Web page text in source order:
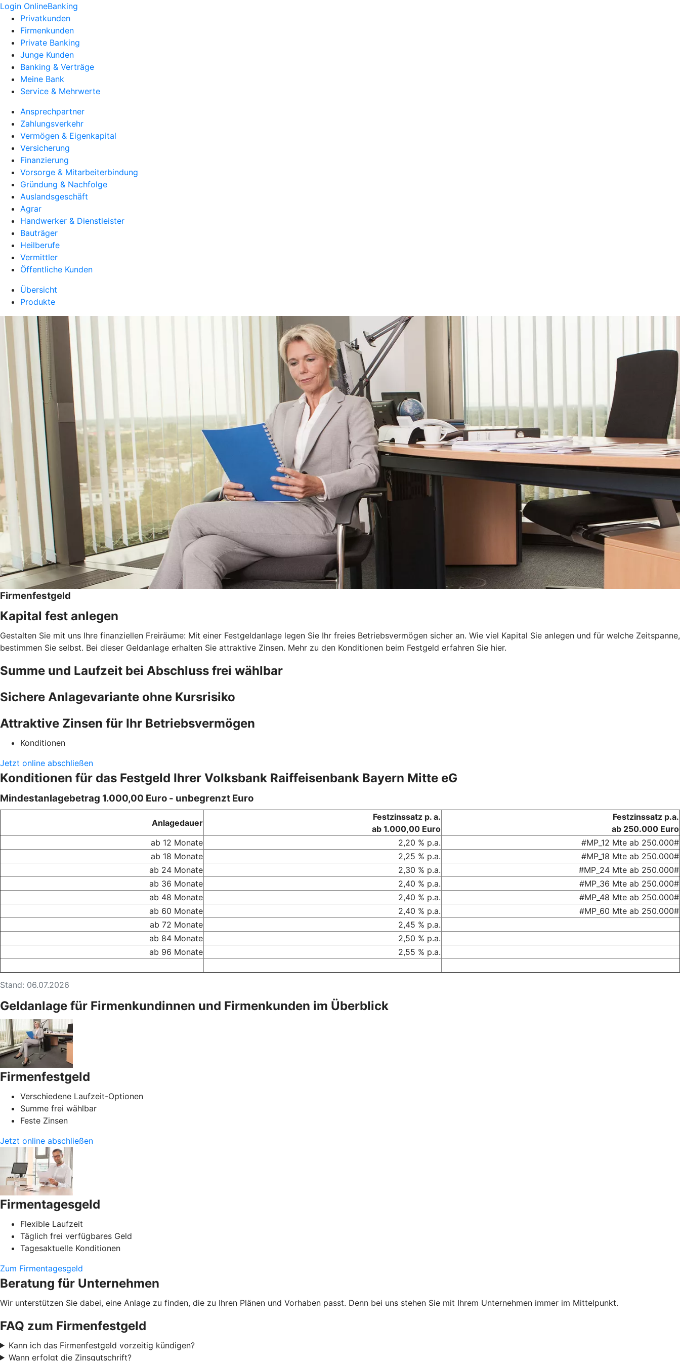
Login OnlineBanking
Privatkunden
Firmenkunden
Private Banking
Junge Kunden
Banking & Verträge
Meine Bank
Service & Mehrwerte
Ansprechpartner
Zahlungsverkehr
Vermögen & Eigenkapital
Versicherung
Finanzierung
Vorsorge & Mitarbeiterbindung
Gründung & Nachfolge
Auslandsgeschäft
Agrar
Handwerker & Dienstleister
Bauträger
Heilberufe
Vermittler
Öffentliche Kunden
Übersicht
Produkte
Firmenfestgeld
Kapital fest anlegen
Gestalten Sie mit uns Ihre finanziellen Freiräume: Mit einer Festgeldanlage legen Sie Ihr freies Betriebsvermögen sicher an. Wie viel Kapital Sie anlegen und für welche Zeitspanne,
bestimmen Sie selbst. Bei dieser Geldanlage erhalten Sie attraktive Zinsen. Mehr zu den Konditionen beim Festgeld erfahren Sie hier.
Summe und Laufzeit bei Abschluss frei wählbar
Sichere Anlagevariante ohne Kursrisiko
Attraktive Zinsen für Ihr Betriebsvermögen
Konditionen
Jetzt online abschließen
Konditionen für das Festgeld Ihrer Volksbank Raiffeisenbank Bayern Mitte eG
Mindestanlagebetrag 1.000,00 Euro - unbegrenzt Euro
Stand: 06.07.2026
Anlagedauer
Festzinssatz p. a.
ab 1.000,00 Euro
Festzinssatz p.a.
ab 250.000 Euro
ab 12 Monate
2,20 % p.a.
#MP_12 Mte ab 250.000#
ab 18 Monate
2,25 % p.a.
#MP_18 Mte ab 250.000#
ab 24 Monate
2,30 % p.a.
#MP_24 Mte ab 250.000#
ab 36 Monate
2,40 % p.a.
#MP_36 Mte ab 250.000#
ab 48 Monate
2,40 % p.a.
#MP_48 Mte ab 250.000#
ab 60 Monate
2,40 % p.a.
#MP_60 Mte ab 250.000#
ab 72 Monate
2,45 % p.a.
ab 84 Monate
2,50 % p.a.
ab 96 Monate
2,55 % p.a.
Geldanlage für Firmenkundinnen und Firmenkunden im Überblick
Firmenfestgeld
Verschiedene Laufzeit-Optionen
Summe frei wählbar
Feste Zinsen
Jetzt online abschließen
Firmentagesgeld
Flexible Laufzeit
Täglich frei verfügbares Geld
Tagesaktuelle Konditionen
Zum Firmentagesgeld
Beratung für Unternehmen
Wir unterstützen Sie dabei, eine Anlage zu finden, die zu Ihren Plänen und Vorhaben passt. Denn bei uns stehen Sie mit Ihrem Unternehmen immer im Mittelpunkt.
FAQ zum Firmenfestgeld
Kann ich das Firmenfestgeld vorzeitig kündigen?
Wann erfolgt die Zinsgutschrift?